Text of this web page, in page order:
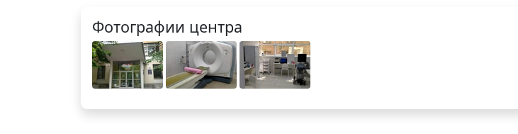
Фотографии центра